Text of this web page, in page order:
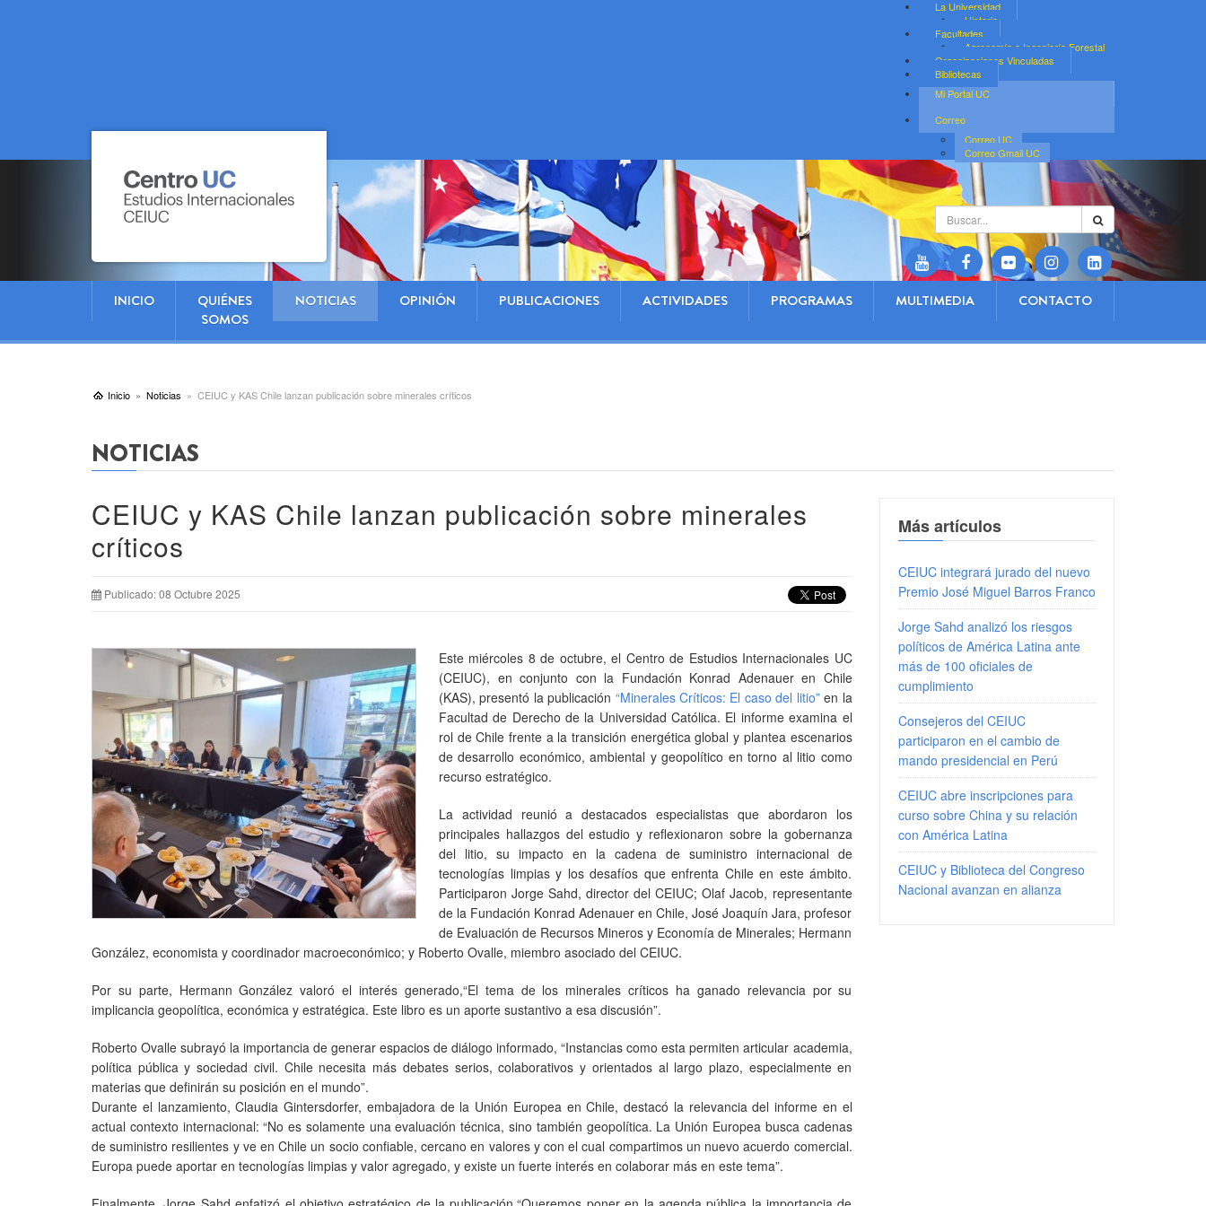
La Universidad
Historia
Facultades
Agronomía e Ingeniería Forestal
Organizaciones Vinculadas
Bibliotecas
Mi Portal UC
Correo
Correo UC
Correo Gmail UC
Buscar...
INICIO
QUIÉNES
SOMOS
NOTICIAS OPINIÓN PUBLICACIONES ACTIVIDADES PROGRAMAS MULTIMEDIA CONTACTO
Inicio Noticias CEIUC y KAS Chile lanzan publicación sobre minerales críticos
NOTICIAS
CEIUC y KAS Chile lanzan publicación sobre minerales
críticos
Publicado: 08 Octubre 2025
Este miércoles 8 de octubre, el Centro de Estudios Internacionales UC
(CEIUC), en conjunto con la Fundación Konrad Adenauer en Chile
(KAS), presentó la publicación “Minerales Críticos: El caso del litio”en la
Facultad de Derecho de la Universidad Católica. El informe examina el
rol de Chile frente a la transición energética global y plantea escenarios
de desarrollo económico, ambiental y geopolítico en torno al litio como
recurso estratégico.
La actividad reunió a destacados especialistas que abordaron los
principales hallazgos del estudio y reflexionaron sobre la gobernanza
del litio, su impacto en la cadena de suministro internacional de
tecnologías limpias y los desafíos que enfrenta Chile en este ámbito.
Participaron Jorge Sahd, director del CEIUC; Olaf Jacob, representante
de la Fundación Konrad Adenauer en Chile, José Joaquín Jara, profesor
de Evaluación de Recursos Mineros y Economía de Minerales; Hermann
González, economista y coordinador macroeconómico; y Roberto Ovalle, miembro asociado del CEIUC.
Por su parte, Hermann González valoró el interés generado,“El tema de los minerales críticos ha ganado relevancia por su
implicancia geopolítica, económica y estratégica. Este libro es un aporte sustantivo a esa discusión”.
Roberto Ovalle subrayó la importancia de generar espacios de diálogo informado, “Instancias como esta permiten articular academia,
política pública y sociedad civil. Chile necesita más debates serios, colaborativos y orientados al largo plazo, especialmente en
materias que definirán su posición en el mundo”.
Durante el lanzamiento, Claudia Gintersdorfer, embajadora de la Unión Europea en Chile, destacó la relevancia del informe en el
actual contexto internacional: “No es solamente una evaluación técnica, sino también geopolítica. La Unión Europea busca cadenas
de suministro resilientes y ve en Chile un socio confiable, cercano en valores y con el cual compartimos un nuevo acuerdo comercial.
Europa puede aportar en tecnologías limpias y valor agregado, y existe un fuerte interés en colaborar más en este tema”.
Más artículos
CEIUC integrará jurado del nuevo
Premio José Miguel Barros Franco
Jorge Sahd analizó los riesgos
políticos de América Latina ante
más de 100 oficiales de
cumplimiento
Consejeros del CEIUC
participaron en el cambio de
mando presidencial en Perú
CEIUC abre inscripciones para
curso sobre China y su relación
con América Latina
CEIUC y Biblioteca del Congreso
Nacional avanzan en alianza